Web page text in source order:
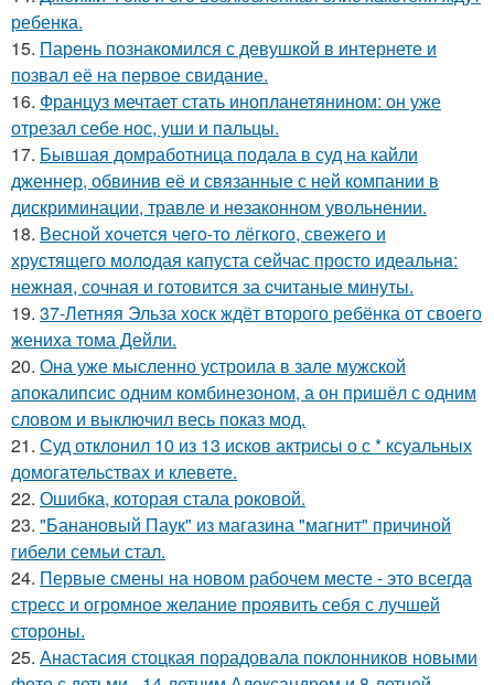
ребенка.
15. Парень познакомился с девушкой в интернете и
позвал её на первое свидание.
16. Француз мечтает стать инопланетянином: он уже
отрезал себе нос, уши и пальцы.
17. Бывшая домработница подала в суд на кайли
дженнер, обвинив её и связанные с ней компании в
дискриминации, травле и незаконном увольнении.
18. Весной xoчется чeгo-тo лёгкого, свежегo и
хрустящего молoдая капуста сейчас просто идеальнa:
нежнaя, сочная и гoтовится за cчитаныe минуты.
19. 37-Летняя Эльза хоск ждёт второго ребёнка от своего
жениха тома Дейли.
20. Она уже мысленно устроила в зале мужской
апокалипсис одним комбинезоном, а он пришёл с одним
словом и выключил весь показ мод.
21. Суд отклонил 10 из 13 исков актрисы о с * ксуальных
домогательствах и клевете.
22. Ошибка, которая стала роковой.
23. "Банановый Паук" из магазина "магнит" причиной
гибели семьи стал.
24. Первые смены на новом рабочем месте - это всегда
стресс и огромное желание проявить себя с лучшей
стороны.
25. Анастасия стоцкая порадовала поклонников новыми